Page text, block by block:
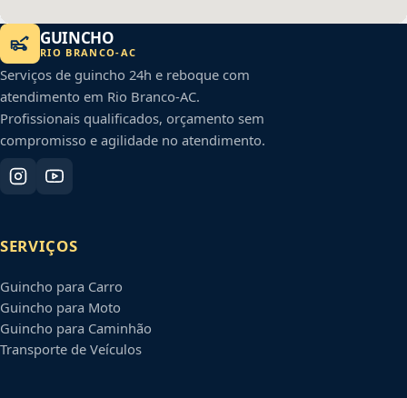
GUINCHO
RIO BRANCO-AC
Serviços de guincho 24h e reboque com
atendimento em Rio Branco-AC.
Profissionais qualificados, orçamento sem
compromisso e agilidade no atendimento.
SERVIÇOS
Guincho para Carro
Guincho para Moto
Guincho para Caminhão
Transporte de Veículos